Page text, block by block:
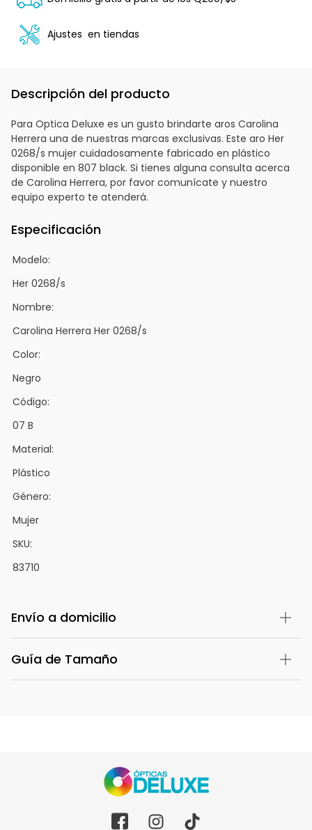
Ajustes en tiendas
Descripción del producto
Para Optica Deluxe es un gusto brindarte aros Carolina
Herrera una de nuestras marcas exclusivas. Este aro Her
0268/s mujer cuidadosamente fabricado en plástico
disponible en 807 black. Si tienes alguna consulta acerca
de Carolina Herrera, por favor comunícate y nuestro
equipo experto te atenderá.
Especificación
Modelo:
Her 0268/s
Nombre:
Carolina Herrera Her 0268/s
Color:
Negro
Código:
07 B
Material:
Plástico
Género:
Mujer
SKU:
83710
Envío a domicilio
Guía de Tamaño